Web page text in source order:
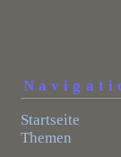
Startseite
Themen